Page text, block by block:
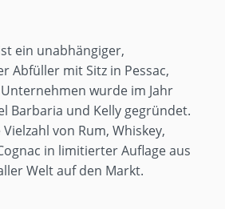
ein unabhängiger,
Abfüller mit Sitz in Pessac,
wurde im Jahr
Barbaria und Kelly gegründet.
von Rum, Whiskey,
in limitierter Auflage aus
Welt auf den Markt.